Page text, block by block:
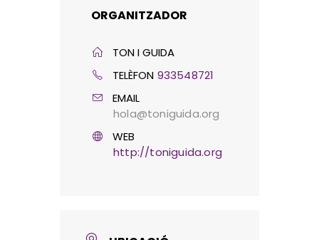
ORGANITZADOR
TON I GUIDA
TELÈFON 933548721
EMAIL
hola@toniguida.org
WEB
http://toniguida.org